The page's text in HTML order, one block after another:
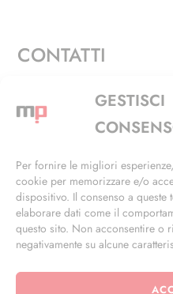
GESTISCI
Per fornire le migliori
cookie per memorizzare e/o
dispositivo. Il consenso a
elaborare dati come il
questo sito. Non acconsentire o
negativamente su alcune
CONTATTI
Via Alfieri, 27 -
+39 02 4846 3155
info@masterphil.it